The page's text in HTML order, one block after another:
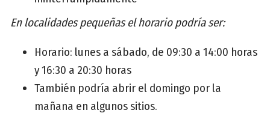
En localidades pequeñas el horario podría ser:
Horario: lunes a sábado, de 09:30 a 14:00 horas
y 16:30 a 20:30 horas
También podría abrir el domingo por la
mañana en algunos sitios.